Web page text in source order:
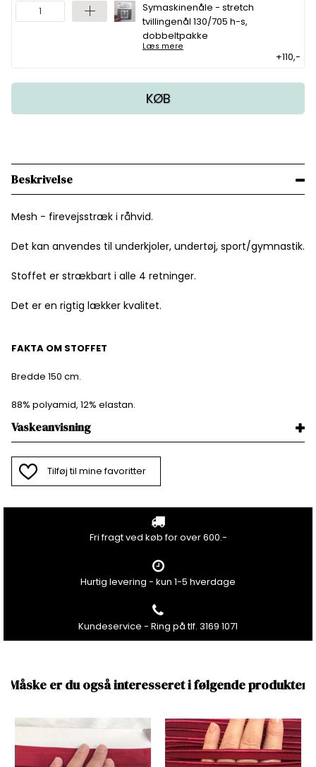
Symaskinenåle - stretch
tvillingenål 130/705 h-s,
dobbeltpakke
Læs mere
+110,-
KØB
Beskrivelse
Mesh - firevejsstræk i råhvid.
Det kan anvendes til underkjoler, undertøj, sport/gymnastik.
Stoffet er strækbart i alle 4 retninger.
Det er en rigtig lækker kvalitet.
FAKTA OM STOFFET
Bredde 150 cm.
88% polyamid, 12% elastan.
Vaskeanvisning
Tilføj til mine favoritter
Fri fragt ved køb for over 600.-
Hurtig levering - kun 1-5 hverdage
Kundeservice - Ring på tlf. 3169 1071
Måske er du også interesseret i følgende produkter